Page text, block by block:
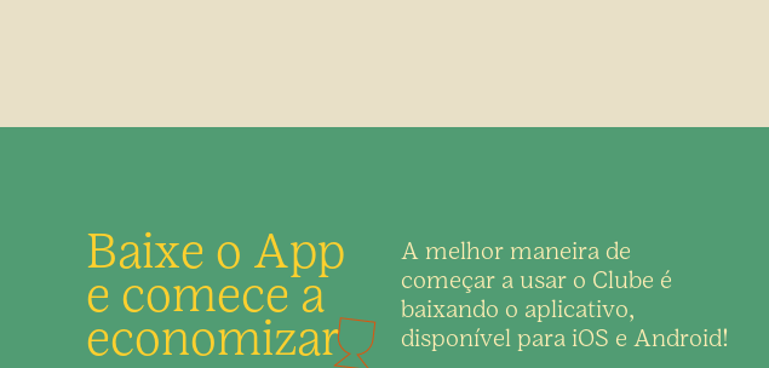
Baixe o App
e comece a
economizar
A melhor maneira de
começar a usar o Clube é
baixando o aplicativo,
disponível para iOS e Android!